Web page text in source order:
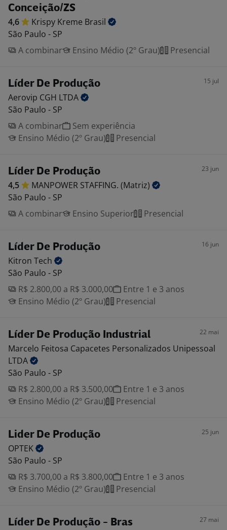
Conceição/ZS
4,6 Krispy Kreme Brasil
São Paulo - SP
A combinar
Ensino Médio (2º Grau) Presencial
Líder De Produção 15 jul
Aerovip CGH LTDA
São Paulo - SP
A combinar
Sem experiência
Ensino Médio (2º Grau)
Presencial
Líder De Produção 23 jun
4,5 MANPOWER STAFFING. (Matriz)
São Paulo - SP
A combinar
Ensino Superior Presencial
Líder De Produção 16 jun
Kitron Tech
São Paulo - SP
R$ 2.800,00 a R$ 3.000,00
Entre 1 e 3 anos
Ensino Médio (2º Grau)
Presencial
Líder De Produção Industrial 22 mai
Marcelo Feitosa Capacetes Personalizados Unipessoal
LTDA
São Paulo - SP
R$ 2.800,00 a R$ 3.500,00
Entre 1 e 3 anos
Ensino Médio (2º Grau)
Presencial
Lider De Produção 25 jun
OPTEK
São Paulo - SP
R$ 3.700,00 a R$ 3.800,00
Entre 1 e 3 anos
Ensino Médio (2º Grau)
Presencial
Líder De Produção - Bras 27 mai